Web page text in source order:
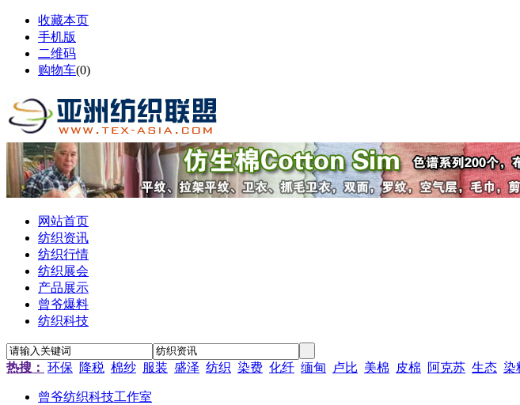
收藏本页
手机版
二维码
购物车(0)
网站首页
纺织资讯
纺织行情
纺织展会
产品展示
曾爷爆料
纺织科技
热搜： 环保 降税 棉纱 服装 盛泽 纺织 染费 化纤 缅甸 卢比 美棉 皮棉 阿克苏 生态 染
曾爷纺织科技工作室